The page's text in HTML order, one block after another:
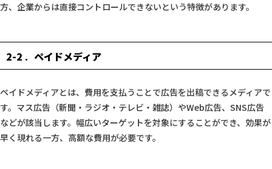
方、企業からは直接コントロールできないという特徴があります。
2-2 ペイドメディア
ペイドメディアとは、費用を支払うことで広告を出稿できるメディアで
す。マス広告（新聞・ラジオ・テレビ・雑誌）やWeb広告、SNS広告
などが該当します。幅広いターゲットを対象にすることができ、効果が
早く現れる一方、高額な費用が必要です。